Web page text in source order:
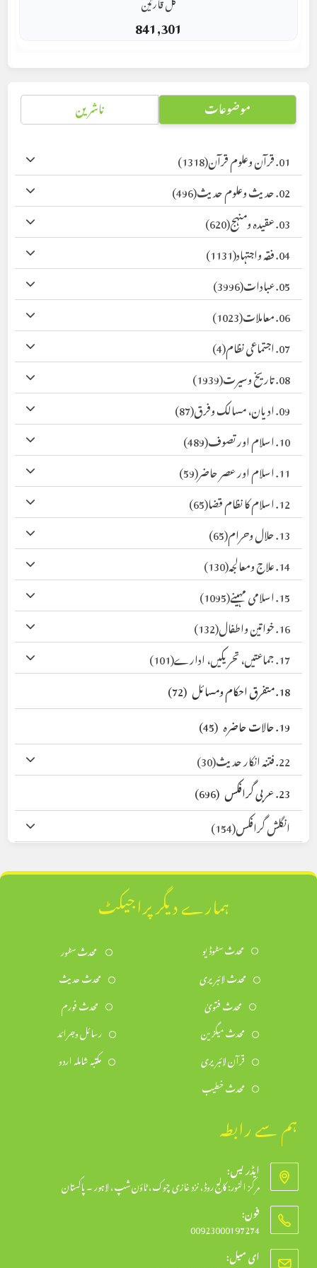
841,301
موضوعات ناشرین
01. قرآن وعلوم قرآن
(1318)
02. حدیث وعلوم حدیث
(496)
03. عقیدہ ومنہج
(620)
04. فقہ واجتہاد
(1131)
05. عبادات
(3996)
06. معاملات
(1023)
07. اجتماعی نظام
(4)
08. تاریخ وسیرت
(1939)
09. ادیان، مسالک وفرق
(87)
10. اسلام اور تصوف
(489)
11. اسلام اور عصر حاضر
(59)
12. اسلام کا نظام قضا
(65)
13. حلال وحرام
(65)
14. علاج ومعالجہ
(130)
15. اسلامی مہینے
(1095)
16. خواتین واطفال
(132)
17. جماعتیں، تحریکیں، ادارے
(101)
18. متفرق احکام ومسائل
(72)
19. حالات حاضرہ
(45)
22. فتنہ انکار حدیث
(30)
23. عربی گرافکس
(696)
انگلش گرافکس(154)
ہمارے دیگر پراجیکٹ
محدث سٹوڈیو
محدث سٹور
محدث لائبریری
محدث حدیث
محدث فتویٰ
محدث فورم
محدث میگزین
رسائل وجرائد
قرآن لائبریری
مکتبہ شاملہ اردو
محدث خطیب
ہم سے رابطہ
ایڈریس:
مرکز النور: کالج روڈ، نزد غازی چوک، ٹاؤن شپ، لاہور ۔ پاکستان
فون:
00923000197274
Opens
in
ای میل: